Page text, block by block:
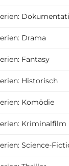
Drama
Fantasy
Historisch
Komödie
Kriminalfilm
Science-